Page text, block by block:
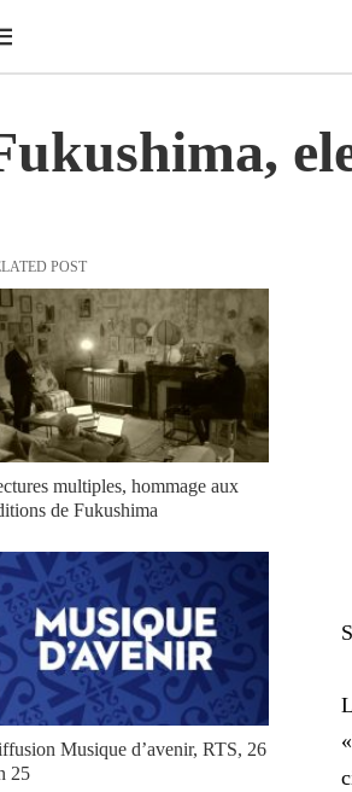
POST
multiples, hommage aux
de Fukushima
Musique d’avenir, RTS, 26
25